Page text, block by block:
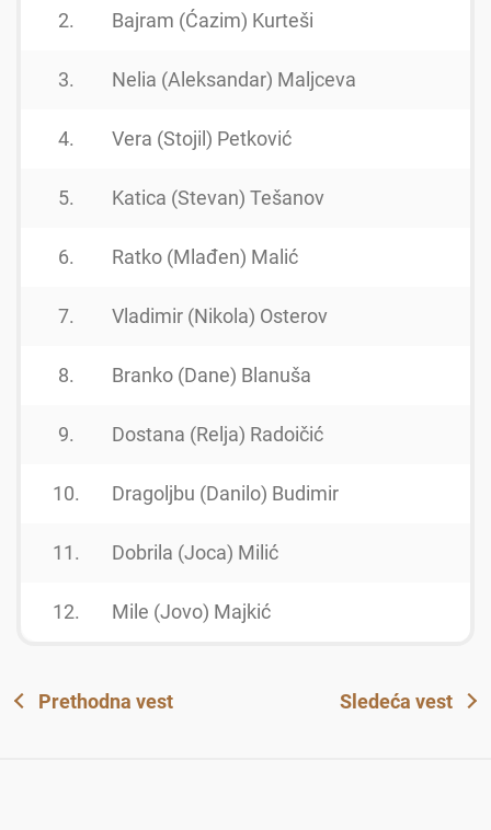
2. Bajram (Ćazim) Kurteši
3. Nelia (Aleksandar) Maljceva
4. Vera (Stojil) Petković
5. Katica (Stevan) Tešanov
6. Ratko (Mlađen) Malić
7. Vladimir (Nikola) Osterov
8. Branko (Dane) Blanuša
9. Dostana (Relja) Radoičić
10. Dragoljbu (Danilo) Budimir
11. Dobrila (Joca) Milić
12. Mile (Jovo) Majkić
Prethodna vest Sledeća vest